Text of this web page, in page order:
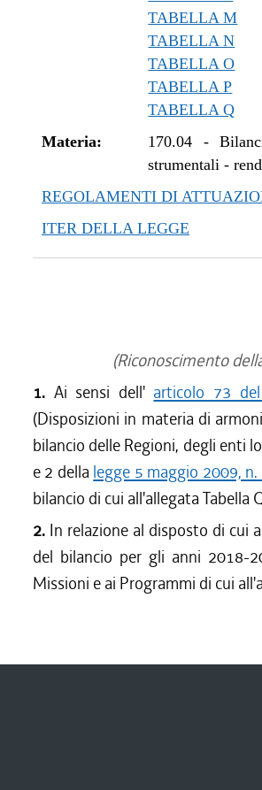
dal 05/01/2018 al 28/03/2018
TABELLA M
TABELLA N
TABELLA O
TABELLA P
TABELLA Q
Materia:
170.04 -
strumentali -
REGOLAMENTI DI
ITER DELLA LEGGE
(Riconoscimento
1. Ai sensi dell' articolo 73
(Disposizioni in materia di
bilancio delle Regioni, degli enti
e 2 della legge 5 maggio 2009, n.
bilancio di cui all'allegata Tabella
2. In relazione al disposto di cui
del bilancio per gli anni 2018-
Missioni e ai Programmi di cui